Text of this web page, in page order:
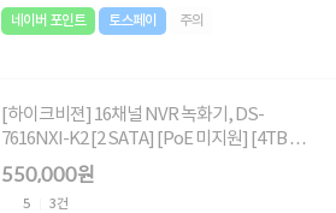
네이버 포인트 토스페이 주의
[하이크비젼] 16채널 NVR 녹화기, DS-
7616NXI-K2 [2 SATA] [PoE 미지원] [4TB 하
드포함]
550,000원
5 3건